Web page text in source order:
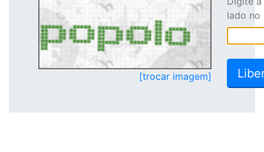
[trocar imagem]
lado no